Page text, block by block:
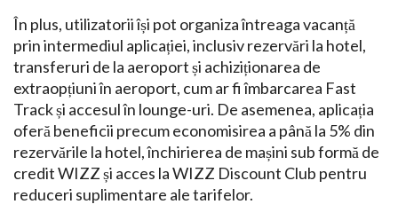
În plus, utilizatorii își pot organiza întreaga vacanță
prin intermediul aplicației, inclusiv rezervări la hotel,
transferuri de la aeroport și achiziționarea de
extraopțiuni în aeroport, cum ar fi îmbarcarea Fast
Track și accesul în lounge-uri. De asemenea, aplicația
oferă beneficii precum economisirea a până la 5% din
rezervările la hotel, închirierea de mașini sub formă de
credit WIZZ și acces la WIZZ Discount Club pentru
reduceri suplimentare ale tarifelor.